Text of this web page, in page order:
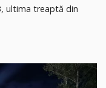
ultima treaptă din